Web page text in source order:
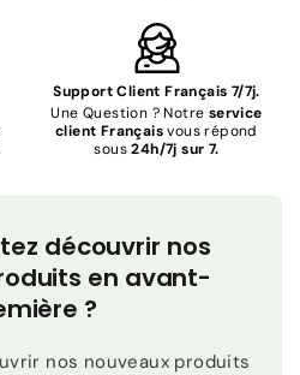
Support Client Français 7/7j.
Une Question ? Notre service
client Françaisvous répond
sous24h/7j sur 7.
découvrir nos
en avant-
?
nos nouveaux produits